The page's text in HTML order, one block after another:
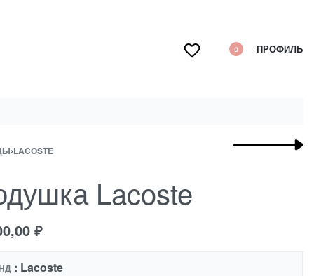
0 ПРОФИЛЬ
›LACOSTE
Lacoste
₽
: Lacoste